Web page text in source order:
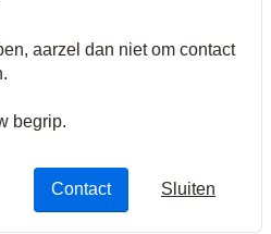
cable
Now
Categories